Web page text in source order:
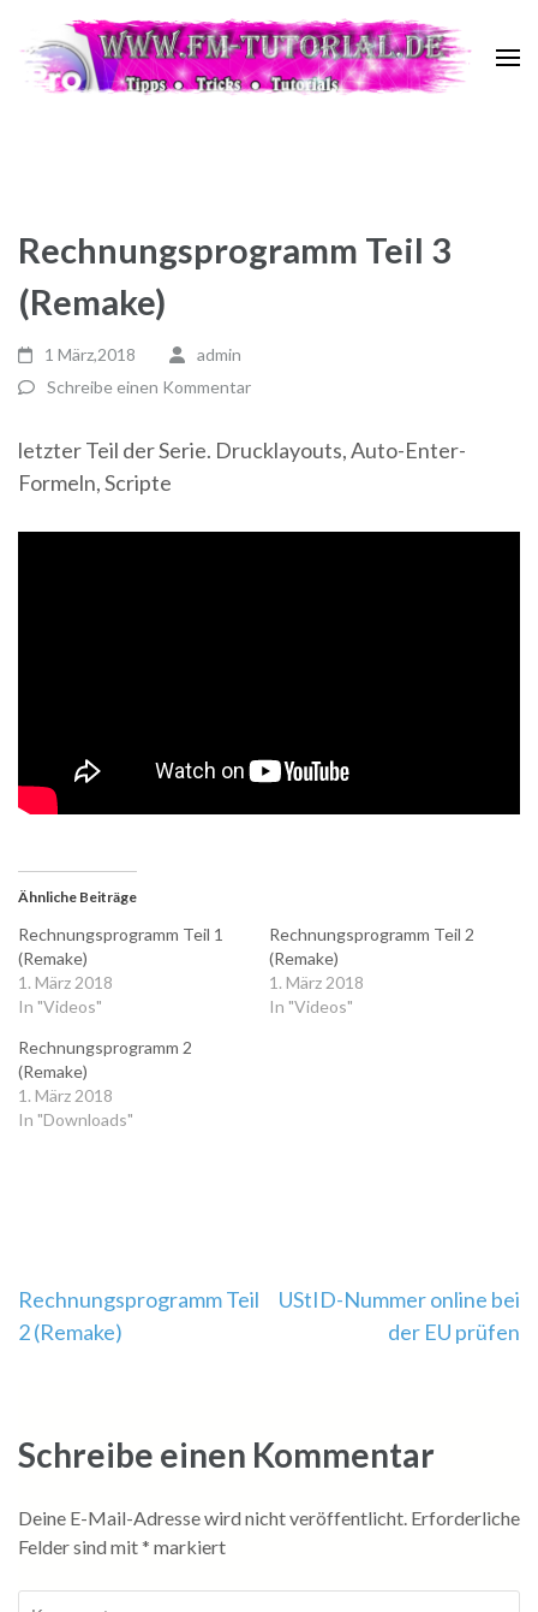
Inhalt
springen
Rechnungsprogramm Teil 3
(Remake)
1 März,2018
admin
Schreibe einen Kommentar
letzter Teil der Serie. Drucklayouts, Auto-Enter-
Formeln, Scripte
Ähnliche Beiträge
Rechnungsprogramm Teil 1
(Remake)
1. März 2018
In "Videos"
Rechnungsprogramm Teil 2
(Remake)
1. März 2018
In "Videos"
Rechnungsprogramm 2
(Remake)
1. März 2018
In "Downloads"
Beitragsnavigation
Rechnungsprogramm Teil
2 (Remake)
UStID-Nummer online bei
der EU prüfen
Schreibe einen Kommentar
Deine E-Mail-Adresse wird nicht veröffentlicht. Erforderliche
Felder sind mit* markiert